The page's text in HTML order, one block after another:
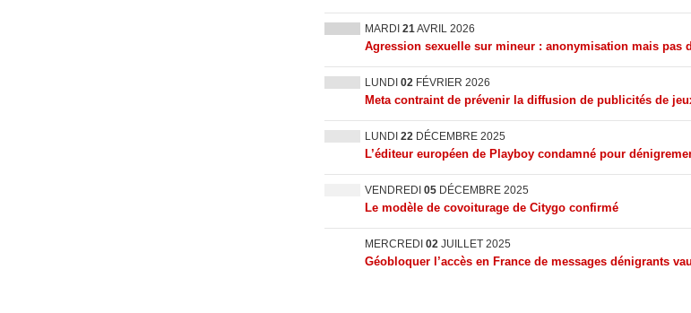
MARDI 21AVRIL 2026
Agression sexuelle sur mineur : anonymisation mais pas
LUNDI 02 FÉVRIER 2026
Meta contraint de prévenir la diffusion de publicités de
LUNDI 22 DÉCEMBRE 2025
L’éditeur européen de Playboy condamné pour
VENDREDI 05 DÉCEMBRE 2025
Le modèle de covoiturage de Citygo confirmé
MERCREDI 02 JUILLET 2025
Géobloquer l’accès en France de messages dénigrants